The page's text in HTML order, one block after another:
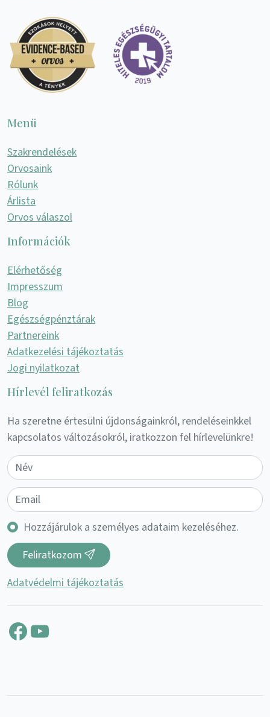
Menü
Szakrendelések
Orvosaink
Rólunk
Árlista
Orvos válaszol
Információk
Elérhetőség
Impresszum
Blog
Egészségpénztárak
Partnereink
Adatkezelési tájékoztatás
Jogi nyilatkozat
Hírlevél feliratkozás
Ha szeretne értesülni újdonságainkról, rendeléseinkkel
kapcsolatos változásokról, iratkozzon fel hírlevelünkre!
Hozzájárulok a személyes adataim kezeléséhez.
Feliratkozom
Adatvédelmi tájékoztatás
Facebook
YouTube